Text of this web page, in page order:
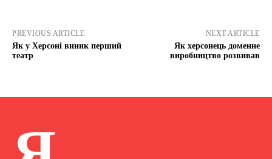
PREVIOUS ARTICLE
Як у Херсоні виник перший
театр
NEXT ARTICLE
Як херсонець доменне
виробництво розвивав